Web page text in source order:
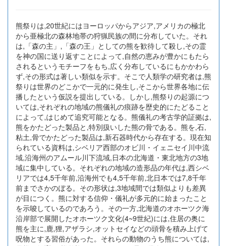
熊祭りは,20世紀にはヨーロッパからアジア,アメリカの極北
から亜極北の森林地帯の狩猟民族の間に分布していた。それ
は,「森の主」,「森の王」としての熊を歓待して殺し,その霊
を神の国に送り返すことによって,自然の恵みが豊かにもたら
されるというモチーフをもち,広く分布しているにもかかわら
ず,その形式は著しい類似を示す。そこで人類学の研究者は,熊
祭りは世界のどこかで一元的に発生し,そこから世界各地に伝
播したという仮説を提出している。しかし,熊祭りの起源につ
いては,それぞれの地域の熊儀礼の痕跡を歴史的にたどること
によって,はじめて追究可能となる。熊儀礼の考古学的証拠は,
熊をかたどった製品と,特別扱いした熊の骨である。熊を,石,
粘土,骨でかたどった製品は,新石器時代から存在する。現在知
られている資料は,シベリア西部のオビ川・イェニセイ川中流
域,沿海州のアムール川下流域,日本の北海道・東北地方の3地
域に集中している。それぞれの地域の造形品の年代は,西シベ
リアでは4,5千年前,沿海州でも4,5千年前,北日本では7,8千年
前までさかのぼる。その形状は,3地域間では類似よりも差異
が目につく。熊に対する信仰・儀礼が多元的に始まったこと
を示唆しているのであろう。その一方,北海道のオホーツク海
沿岸部で展開したオホーツク文化(4~9世紀)には,住居の奥に
熊を主に,鹿,狸,アザラシ,オットセイなどの頭骨を積み上げて
呪物とする習俗があった。それらの動物のうち熊については,